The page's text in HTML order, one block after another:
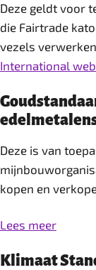
Deze geldt voor
die Fairtrade
vezels
International
Deze is van
kopen en
Lees meer
Klimaat